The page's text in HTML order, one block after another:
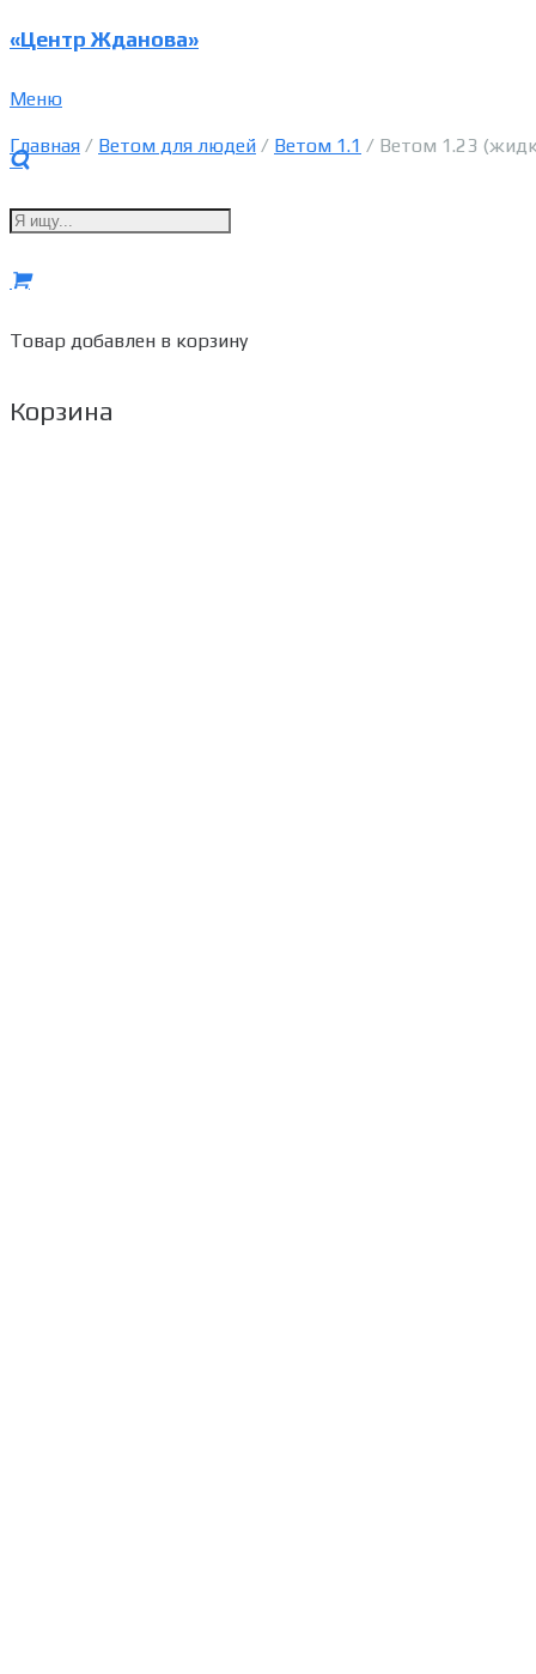
«Центр Жданова»
Меню
Товар добавлен в корзину
Корзина
Главная / Ветом для людей / Ветом 1.1 / Ветом 1.23